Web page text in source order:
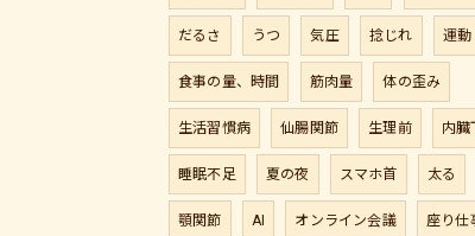
だるさ うつ 気圧 捻じれ 運動
食事の量、時間 筋肉量 体の歪み
生活習慣病 仙腸関節 生理前 内臓
睡眠不足 夏の夜 スマホ首 太る
顎関節 AI オンライン会議 座り仕